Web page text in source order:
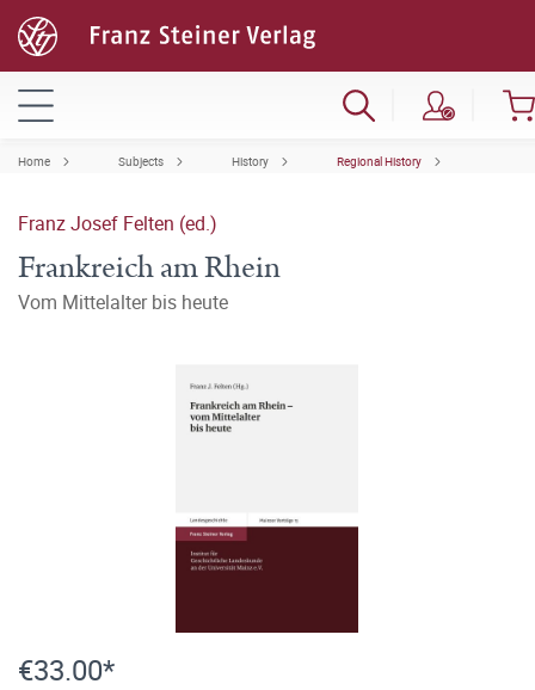
Home Subjects History Regional History
Franz Josef Felten (ed.)
Frankreich am Rhein
Vom Mittelalter bis heute
€33.00*